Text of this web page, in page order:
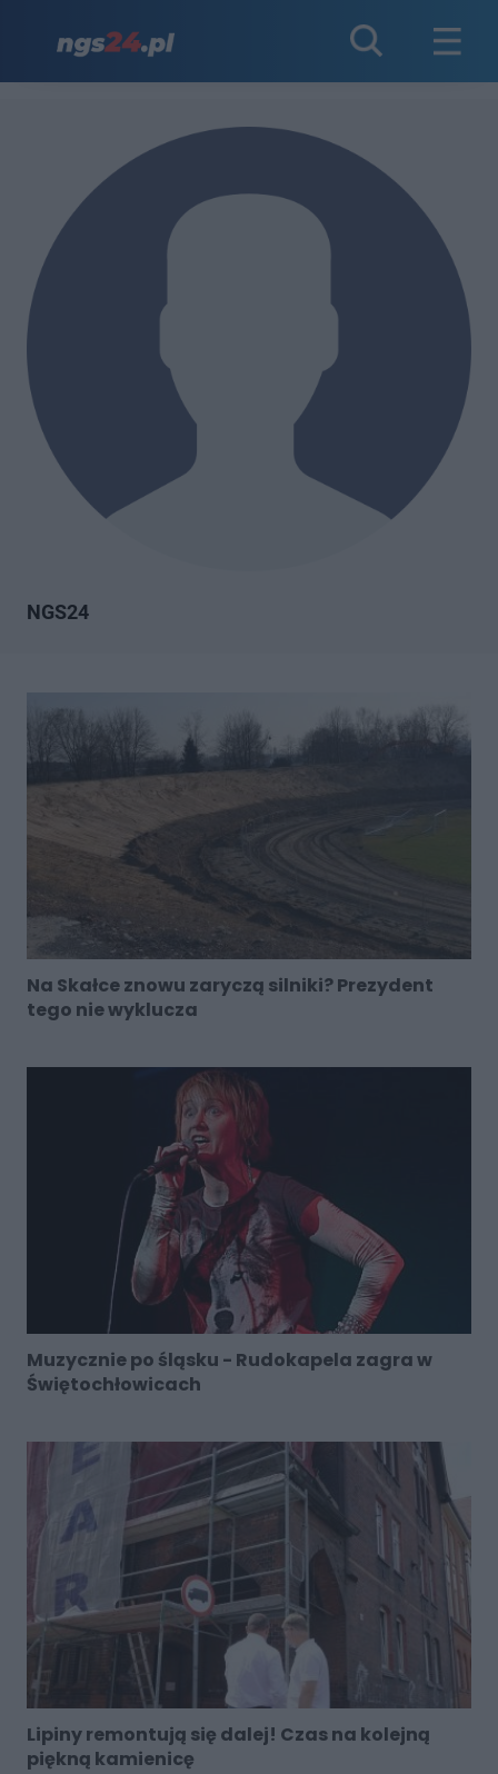
NGS24
Na Skałce znowu zaryczą silniki? Prezydent
tego nie wyklucza
Muzycznie po śląsku - Rudokapela zagra w
Świętochłowicach
Lipiny remontują się dalej! Czas na kolejną
piękną kamienicę